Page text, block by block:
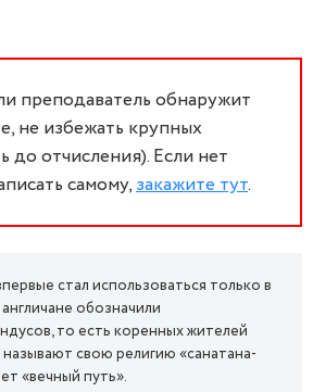
преподаватель обнаружит
не избежать крупных
до отчисления). Если нет
самому,закажите тут.
стал использоваться только в
обозначили
то есть коренных жителей
свою религию «санатана-
«вечный путь».